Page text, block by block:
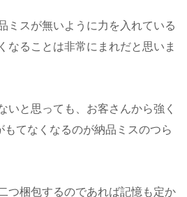
ミスが無いように力を入れている
なることは非常にまれだと思いま
いと思っても、お客さんから強く
てなくなるのが納品ミスのつら
つ梱包するのであれば記憶も定か